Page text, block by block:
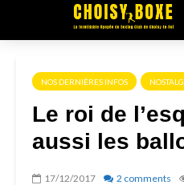
NOS DERNIÈRES INFOS
Le roi de
aussi les
17/12/2017 2 comments